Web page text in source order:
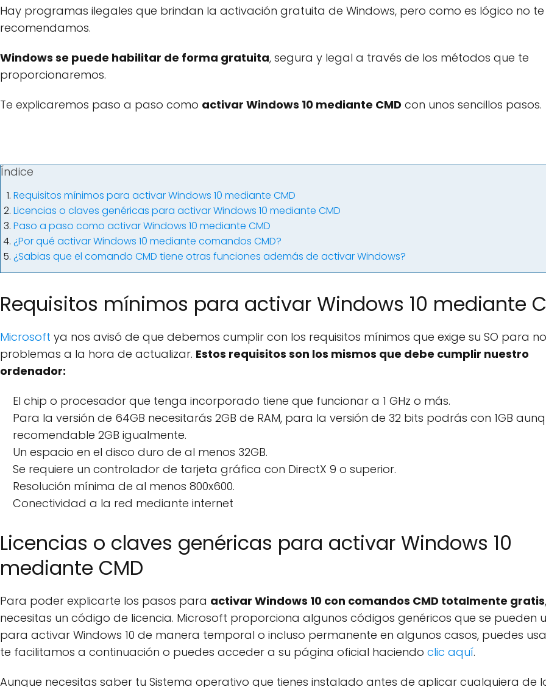
Hay programas ilegales que brindan la activación gratuita de Windows, pero como es lógico no
recomendamos.
Windows se puede habilitar de forma gratuita, segura y legal a través de los métodos que te
proporcionaremos.
Te explicaremos paso a paso como activar Windows 10 mediante CMD con unos sencillos pasos.
Índice
Requisitos mínimos para activar Windows 10 mediante CMD
Licencias o claves genéricas para activar Windows 10 mediante CMD
Paso a paso como activar Windows 10 mediante CMD
¿Por qué activar Windows 10 mediante comandos CMD?
¿Sabias que el comando CMD tiene otras funciones además de activar Windows?
Requisitos mínimos para activar Windows 10 mediante
Microsoft ya nos avisó de que debemos cumplir con los requisitos mínimos que exige su SO para
problemas a la hora de actualizar. Estos requisitos son los mismos que debe cumplir nuestro
ordenador:
El chip o procesador que tenga incorporado tiene que funcionar a 1 GHz o más.
Para la versión de 64GB necesitarás 2GB de RAM, para la versión de 32 bits podrás con 1GB
recomendable 2GB igualmente.
Un espacio en el disco duro de al menos 32GB.
Se requiere un controlador de tarjeta gráfica con DirectX 9 o superior.
Resolución mínima de al menos 800x600.
Conectividad a la red mediante internet
Licencias o claves genéricas para activar Windows 10
mediante CMD
Para poder explicarte los pasos para activar Windows 10 con comandos CMD totalmente gratis,
necesitas un código de licencia. Microsoft proporciona algunos códigos genéricos que se pueden
para activar Windows 10 de manera temporal o incluso permanente en algunos casos, puedes
te facilitamos a continuación o puedes acceder a su página oficial haciendo clic aquí.
Aunque necesitas saber tu Sistema operativo que tienes instalado antes de aplicar cualquiera de